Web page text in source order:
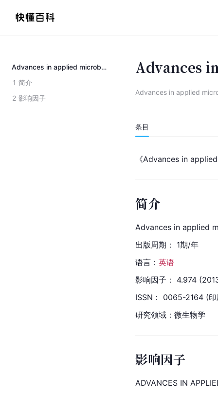
Advances in applied microbiology
1 简介
2 影响因子
Advances
Advances in applied
条目
《Advances in
简介
Advances in applied
出版周期： 1期/年
语言： 英语
影响因子： 4.974
ISSN： 0065-2164 (
研究领域：微生物学
影响因子
ADVANCES IN